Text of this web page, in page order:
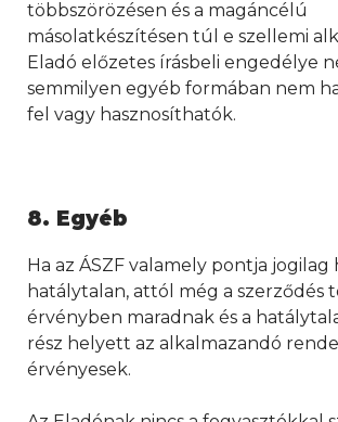
többszörözésen és a magáncélú
másolatkészítésen túl e szellemi
Eladó előzetes írásbeli engedélye
semmilyen egyéb formában nem
fel vagy hasznosíthatók.
8. Egyéb
Ha az ÁSZF valamely pontja jogilag
hatálytalan, attól még a szerződés
érvényben maradnak és a
rész helyett az alkalmazandó
érvényesek.